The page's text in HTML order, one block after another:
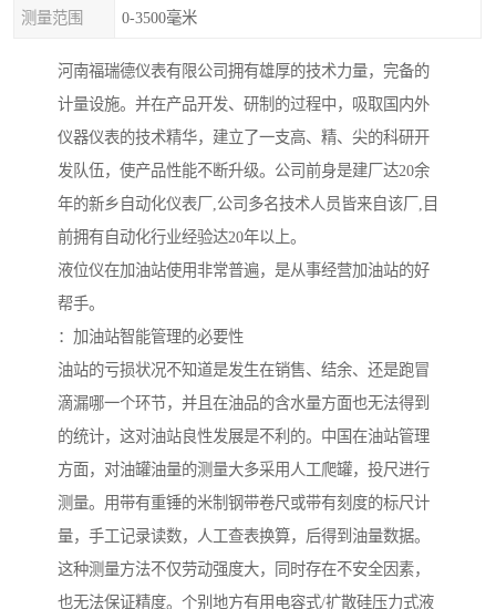
测量范围 0-3500毫米
河南福瑞德仪表有限公司拥有雄厚的技术力量，完备的
计量设施。并在产品开发、研制的过程中，吸取国内外
仪器仪表的技术精华，建立了一支高、精、尖的科研开
发队伍，使产品性能不断升级。公司前身是建厂达20余
年的新乡自动化仪表厂,公司多名技术人员皆来自该厂,目
前拥有自动化行业经验达20年以上。
液位仪在加油站使用非常普遍，是从事经营加油站的好
帮手。
：加油站智能管理的必要性
油站的亏损状况不知道是发生在销售、结余、还是跑冒
滴漏哪一个环节，并且在油品的含水量方面也无法得到
的统计，这对油站良性发展是不利的。中国在油站管理
方面，对油罐油量的测量大多采用人工爬罐，投尺进行
测量。用带有重锤的米制钢带卷尺或带有刻度的标尺计
量，手工记录读数，人工查表换算，后得到油量数据。
这种测量方法不仅劳动强度大，同时存在不安全因素，
也无法保证精度。个别地方有用电容式/扩散硅压力式液